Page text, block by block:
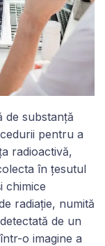
de substanță
pentru a
radioactivă,
în țesutul
chimice
radiație, numită
de un
o imagine a